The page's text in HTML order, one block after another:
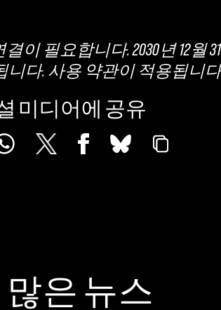
결이 필요합니다. 2030년 12월
니다. 사용 약관이 적용됩니다
미디어에 공유
많은 뉴스